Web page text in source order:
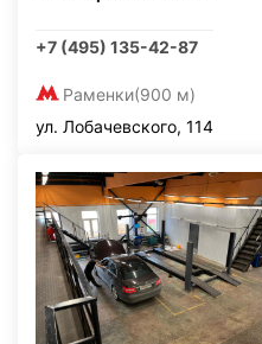
+7 (495) 135-42-87
Раменки(900 м)
ул. Лобачевского, 114